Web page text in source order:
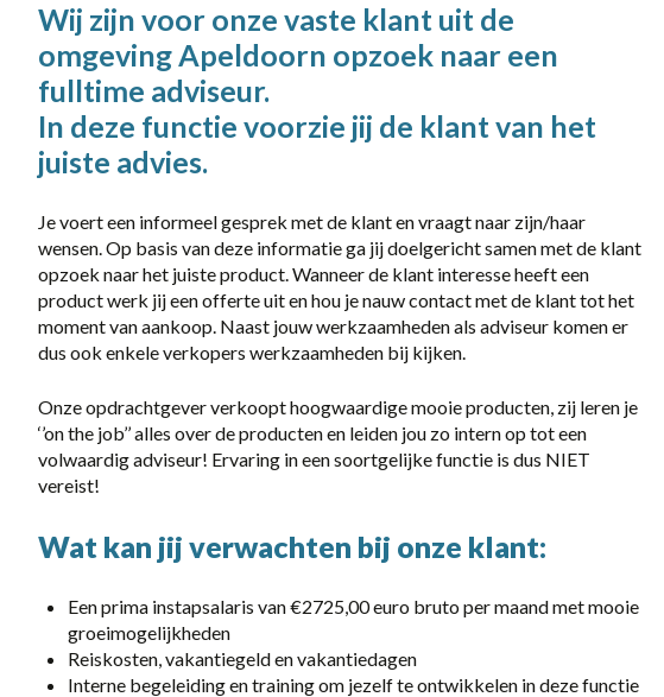
Wij zijn voor onze vaste klant uit de
omgeving Apeldoorn opzoek naar een
fulltime adviseur.
In deze functie voorzie jij de klant van het
juiste advies.
Je voert een informeel gesprek met de klant en vraagt naar zijn/haar
wensen. Op basis van deze informatie ga jij doelgericht samen met de klant
opzoek naar het juiste product. Wanneer de klant interesse heeft een
product werk jij een offerte uit en hou je nauw contact met de klant tot het
moment van aankoop. Naast jouw werkzaamheden als adviseur komen er
dus ook enkele verkopers werkzaamheden bij kijken.
Onze opdrachtgever verkoopt hoogwaardige mooie producten, zij leren je
‘’on the job’’ alles over de producten en leiden jou zo intern op tot een
volwaardig adviseur! Ervaring in een soortgelijke functie is dus NIET
vereist!
Wat kan jij verwachten bij onze klant:
Een prima instapsalaris van €2725,00 euro bruto per maand met mooie
groeimogelijkheden
Reiskosten, vakantiegeld en vakantiedagen
Interne begeleiding en training om jezelf te ontwikkelen in deze functie
Almelo
Apeldoorn
Eerbeek
Harderwijk
Rotterdam
Uddel
Vianen Zwolle
Logistiek / Transport